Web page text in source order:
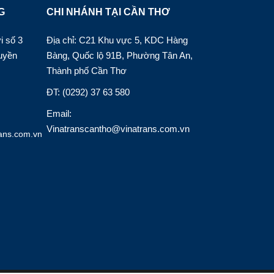
số 3
CHI NHÁNH TẠI CẦN THƠ
Địa chỉ: C21 Khu vực 5, KDC Hàng
Bàng, Quốc lộ 91B, Phường Tân An,
Thành phố Cần Thơ
ĐT: (0292) 37 63 580
Email:
Vinatranscantho@vinatrans.com.vn